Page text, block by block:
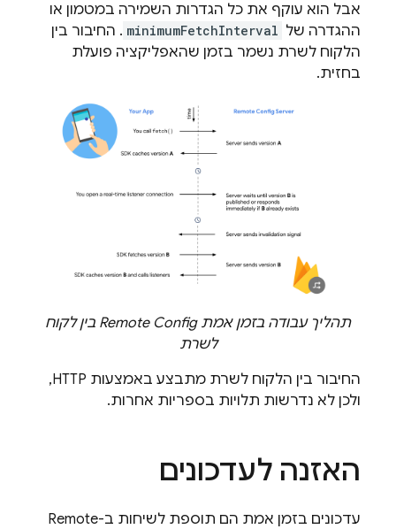
אבל הוא עוקף את כל הגדרות השמירה במטמון או
ההגדרה של minimumFetchInterval . החיבור בין
הלקוח לשרת נשמר בזמן שהאפליקציה פועלת
בחזית.
תהליך עבודה בזמן אמתRemote Config בין לקוח
לשרת
החיבור בין הלקוח לשרת מתבצע באמצעות HTTP,
ולכן לא נדרשות תלויות בספריות אחרות.
האזנה לעדכונים
עדכונים בזמן אמת הם תוספת לשיחות ב-Remote